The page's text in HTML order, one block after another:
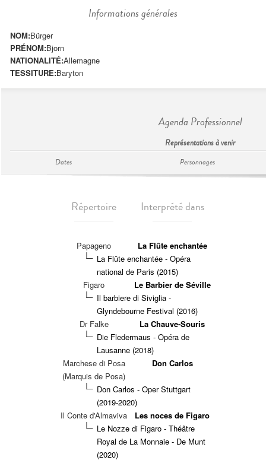
Informations générales
NOM:Bürger
PRÉNOM:Bjorn
NATIONALITÉ:Allemagne
TESSITURE:Baryton
Agenda Professionnel
Représentations à venir
Dates Personnages
Répertoire Interprété dans
Papageno
La Flûte enchantée
La Flûte enchantée - Opéra
national de Paris (2015)
Figaro
Le Barbier de Séville
Il barbiere di Siviglia -
Glyndebourne Festival (2016)
Dr Falke
La Chauve-Souris
Die Fledermaus - Opéra de
Lausanne (2018)
Marchese di Posa
(Marquis de Posa)
Don Carlos
Don Carlos - Oper Stuttgart
(2019-2020)
Il Conte d'Almaviva
Les noces de Figaro
Le Nozze di Figaro - Théâtre
Royal de La Monnaie - De Munt
(2020)